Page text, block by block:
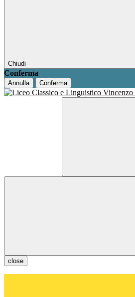
Chiudi
Conferma
Annulla Conferma
close